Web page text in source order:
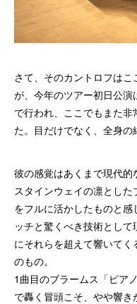
さて、そのカントロフは
が、今年のツアー初日公
で行われ、ここでもまた
た。目だけでなく、全身の
彼の感覚はあくまで現代的
スタインウェイの凛とし
をフルに活かしたものと
ッチと驚くべき技術とし
にそれらを超えて響いて
のもの。
1曲目のブラームス「ピア
で轟く冒頭こそ、やや響